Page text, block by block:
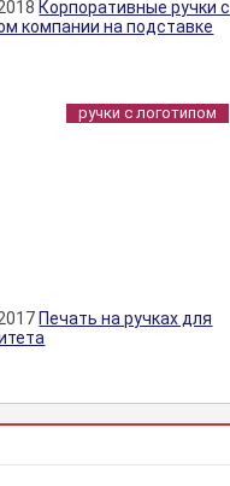
Корпоративные ручки с
компании на подставке
ручки с логотипом
Печать на ручках для